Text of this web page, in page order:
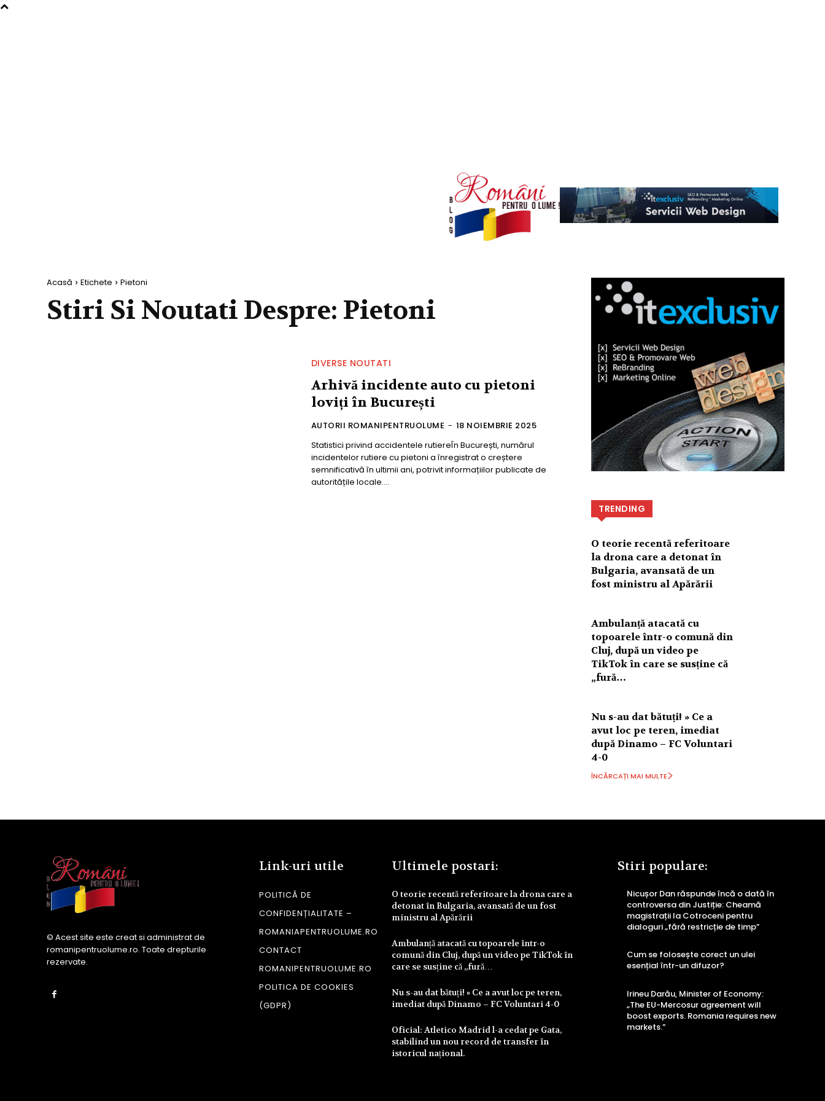
Acasă Etichete Pietoni
Stiri Si Noutati Despre: Pietoni
DIVERSE NOUTATI
Arhivă incidente auto cu pietoni
loviți în București
AUTORII ROMANIPENTRUOLUME - 18 NOIEMBRIE 2025
Statistici privind accidentele rutiereÎn București, numărul
incidentelor rutiere cu pietoni a înregistrat o creștere
semnificativă în ultimii ani, potrivit informațiilor publicate de
autoritățile locale....
TRENDING
O teorie recentă referitoare
la drona care a detonat în
Bulgaria, avansată de un
fost ministru al Apărării
Ambulanță atacată cu
topoarele într-o comună din
Cluj, după un video pe
TikTok în care se susține că
„fură…
Nu s-au dat bătuți! » Ce a
avut loc pe teren, imediat
după Dinamo – FC Voluntari
4-0
ÎNCĂRCAȚI MAI MULTE
© Acest site este creat si administrat de
romanipentruolume.ro. Toate drepturile
rezervate.
Link-uri utile
POLITICĂ DE
CONFIDENȚIALITATE –
ROMANIAPENTRUOLUME.RO
CONTACT
ROMANIPENTRUOLUME.RO
POLITICA DE COOKIES
(GDPR)
Ultimele postari:
O teorie recentă referitoare la drona care a
detonat în Bulgaria, avansată de un fost
ministru al Apărării
Ambulanță atacată cu topoarele într-o
comună din Cluj, după un video pe TikTok în
care se susține că „fură…
Nu s-au dat bătuți! » Ce a avut loc pe teren,
imediat după Dinamo – FC Voluntari 4-0
Oficial: Atletico Madrid l-a cedat pe Gata,
stabilind un nou record de transfer în
istoricul național.
Stiri populare:
Nicușor Dan răspunde încă o dată în
controversa din Justiție: Cheamă
magistrații la Cotroceni pentru
dialoguri „fără restricție de timp”
Cum se folosește corect un ulei
esențial într-un difuzor?
Irineu Darău, Minister of Economy:
„The EU-Mercosur agreement will
boost exports. Romania requires new
markets.”